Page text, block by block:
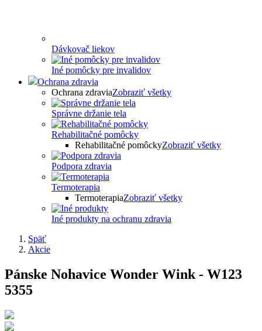
Dávkovač liekov
Iné pomôcky pre invalidov
Ochrana zdravia
Ochrana zdraviaZobraziť všetky
Správne držanie tela
Rehabilitačné pomôcky
Rehabilitačné pomôckyZobraziť všetky
Podpora zdravia
Termoterapia
TermoterapiaZobraziť všetky
Iné produkty na ochranu zdravia
Späť
Akcie
Pánske Nohavice Wonder Wink - W123
5355